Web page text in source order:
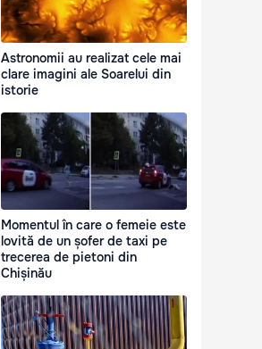
Astronomii au realizat cele mai
clare imagini ale Soarelui din
istorie
Momentul în care o femeie este
lovită de un șofer de taxi pe
trecerea de pietoni din
Chișinău